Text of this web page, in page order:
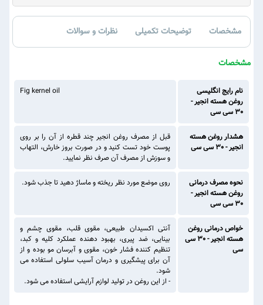
مشخصات توضیحات تکمیلی نظرات و سوالات
مشخصات
نام رایج انگلیسی
روغن هسته انجیر -
30 سی سی
Fig kernel oil
هشدار روغن هسته
انجیر - 30 سی سی
قبل از مصرف روغن انجیر چند قطره از آن را بر روی
پوست خود تست کنید و در صورت بروز خارش، التهاب
و سوزش از مصرف آن صرف نظر نمایید‌.
نحوه مصرف درمانی
روغن هسته انجیر -
30 سی سی
روی موضع مورد نظر ریخته و ماساژ دهید تا جذب شود.
خواص درمانی روغن
هسته انجیر - 30 سی
سی
آنتی اکسیدان طبیعی، مقوی قلب، مقوی چشم و
بینایی، ضد پیری، بهبود دهنده عملکرد کلیه و کبد،
تنظیم کننده فشار خون، مقوی و آبرسان مو بوده و از
آن برای پیشگیری و درمان آسیب سلولی استفاده می
شود.
- از این روغن در تولید لوازم آرایشی استفاده می شود.